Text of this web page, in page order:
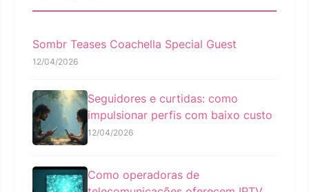
Sombr Teases Coachella Special Guest
12/04/2026
Seguidores e curtidas: como
impulsionar perfis com baixo custo
12/04/2026
Como operadoras de